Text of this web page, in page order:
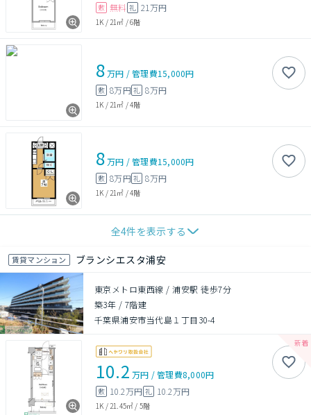
敷 無料 礼 21万円
1K /21㎡ /6階
8万円 /管理費15,000円
敷 8万円礼 8万円
1K / 21㎡ /4階
8万円 /管理費15,000円
敷 8万円礼 8万円
1K / 21㎡ /4階
全4件を表示する
賃貸マンション ブランシエスタ浦安
東京メトロ東西線 / 浦安駅 徒歩7分
築3年 / 7階建
千葉県浦安市当代島１丁目30-4
10.2 万円 /管理費8,000円
敷 10.2万円 礼 10.2万円
1K /21.45㎡ / 5階